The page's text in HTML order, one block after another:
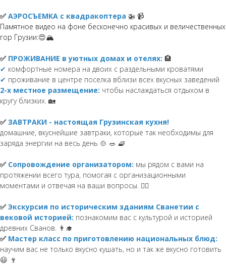
✅ АЭРОСЪЕМКА с квадракоптера 🚁 📹
Памятное видео на фоне бесконечно красивых и величественных
гор Грузии:😍🏔
✅ ПРОЖИВАНИЕ в уютных домах и отелях: 🏨
✔ комфортные номера на двоих с раздельными кроватями
✔ проживание в центре поселка вблизи всех вкусных заведений
2-х местное размещение: чтобы наслаждаться отдыхом в
кругу близких. 🏡
✅ ЗАВТРАКИ - настоящая Грузинская кухня!
домашние, вкуснейшие завтраки, которые так необходимы для
заряда энергии на весь день 🍲 🥗 🧇
✅ Сопровождение организатором: мы рядом с вами на
протяжении всего тура, помогая с организационными
моментами и отвечая на ваши вопросы. 🙋‍♀️
✅ Экскурсия по историческим зданиям Сванетии с
вековой историей: познакомим вас с культурой и историей
древних Сванов. 👨‍🎓
✅ Мастер класс по приготовлению национальных блюд:
научим вас не только вкусно кушать, но и так же вкусно готовить
😃 🍷